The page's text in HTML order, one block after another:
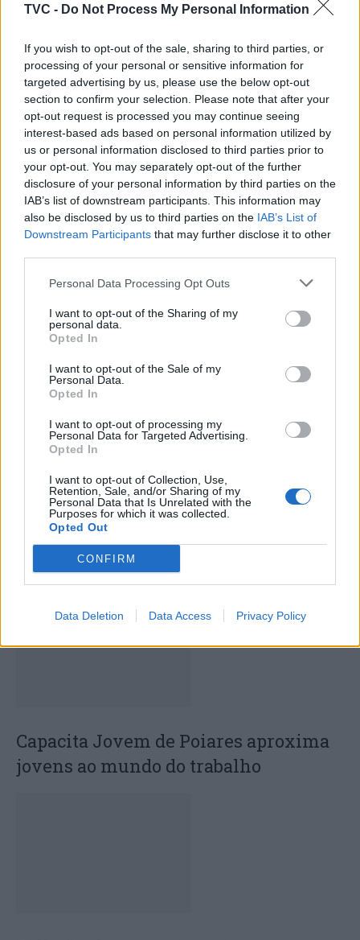
TVC - Do Not Process My Personal Information
If you wish to opt-out of the sale, sharing to third parties, or
processing of your personal or sensitive information for
targeted advertising by us, please use the below opt-out
section to confirm your selection. Please note that after your
opt-out request is processed you may continue seeing
interest-based ads based on personal information utilized by
us or personal information disclosed to third parties prior to
your opt-out. You may separately opt-out of the further
disclosure of your personal information by third parties on the
IAB’s list of downstream participants. This information may
also be disclosed by us to third parties on the IAB’s List of
Downstream Participants that may further disclose it to other
Personal Data Processing Opt Outs
I want to opt-out of the Sharing of my
personal data.
Opted In
I want to opt-out of the Sale of my
Personal Data.
Opted In
I want to opt-out of processing my
Personal Data for Targeted Advertising.
Opted In
I want to opt-out of Collection, Use,
Retention, Sale, and/or Sharing of my
Personal Data that Is Unrelated with the
Purposes for which it was collected.
Opted Out
CONFIRM
Data Deletion Data Access Privacy Policy
esgoto.
Artigo anterior
Região de Leiria
ultrapassa metas de
execução de fundos
europeus
Próximo artigo
Sertã está confiante de que
“terá todas as condições”
na transição para a Beira
Baixa
ARTIGOS RELACIONADOS MAIS DO AUTOR
Deputados do PSD saúdam Banda
Sinfónica da ARMAB pelo 1º lugar no
certame internacional de Valência
Capacita Jovem de Poiares aproxima
jovens ao mundo do trabalho